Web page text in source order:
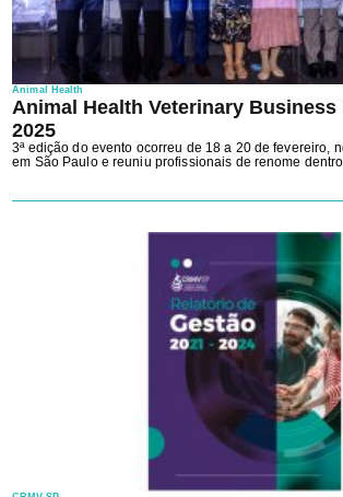
Animal Health
Animal Health Veterinary Business
2025
3ª edição do evento ocorreu de 18 a 20 de fevereiro,
em São Paulo e reuniu profissionais de renome